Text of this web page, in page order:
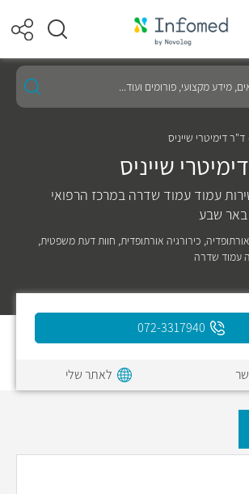
ד"ר דימיטרי שייניס
שייניס
עמוד עמוד שדרה במרכז הרפואי
באר שבע
אורתופדיה, כירורגיה אורתופדית, חוות דעת משפטית,
עמוד שדרה
072-3317940
לאתר שלי